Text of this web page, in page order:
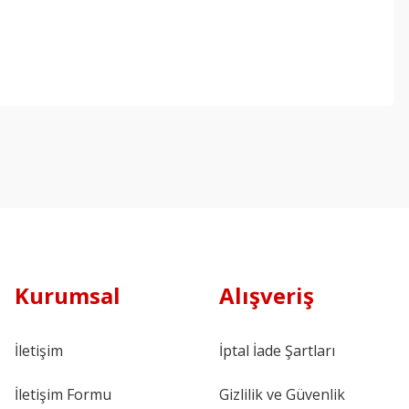
Kurumsal
İletişim
İletişim Formu
Alışveriş
İptal İade Şartları
Gizlilik ve Güvenlik